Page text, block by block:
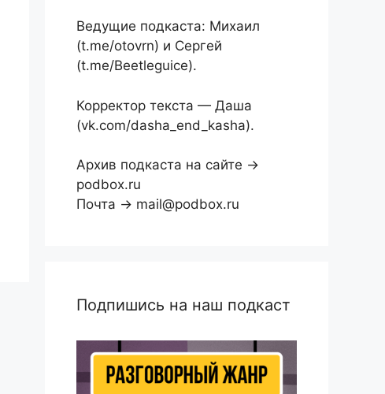
Ведущие подкаста: Михаил
(t.me/otovrn) и Сергей
(t.me/Beetleguice).
Корректор текста — Даша
(vk.com/dasha_end_kasha).
Архив подкаста на сайте →
podbox.ru
Почта → mail@podbox.ru
Подпишись на наш подкаст